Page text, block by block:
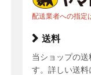
配送業者への指定
送料
当ショップの
す。詳しい送料